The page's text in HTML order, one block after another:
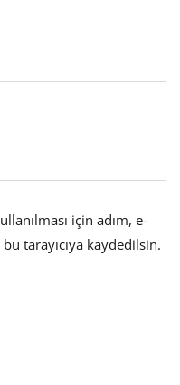
için adım, e-
tarayıcıya kaydedilsin.